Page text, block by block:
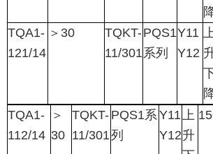
TQA1-
121/14
＞ 30
TQKT-
11/301
PQS1
系列
Y11
Y12
TQA1-
112/14
＞
30
TQKT-
11/301
PQS1系
列
Y11
Y12
上
升